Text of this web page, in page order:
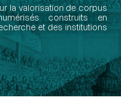
la valorisation de corpus
construits en
et des institutions